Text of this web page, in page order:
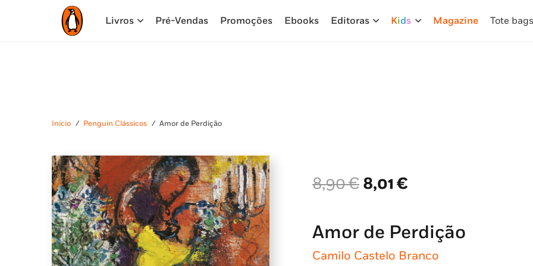
Livros Pré-Vendas Promoções Ebooks Editoras Kids Magazine Tote bags
Início / Penguin Clássicos / Amor de Perdição
8,90€ O
preço
era:
8,90 €.
8,01 €
é:
8,01 €.
Amor de Perdição
Camilo Castelo Branco